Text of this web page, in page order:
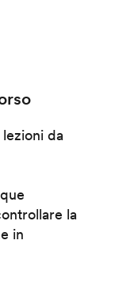
da
la
in